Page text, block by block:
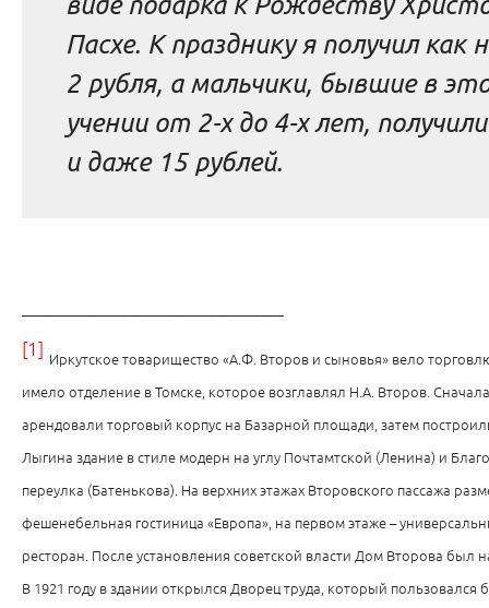
Пасхе. К празднику я получил как
2 рубля, а мальчики, бывшие в
учении от 2-х до 4-х лет,
и даже 15 рублей.
[1] Иркутское товарищество «А.Ф. Второв и сыновья» вело
имело отделение в Томске, которое возглавлял Н.А. Второв.
арендовали торговый корпус на Базарной площади, затем
Лыгина здание в стиле модерн на углу Почтамтской (Ленина) и
переулка (Батенькова). На верхних этажах Второвского пассажа
фешенебельная гостиница «Европа», на первом этаже –
ресторан. После установления советской власти Дом Второва был
В 1921 году в здании открылся Дворец труда, который пользовался